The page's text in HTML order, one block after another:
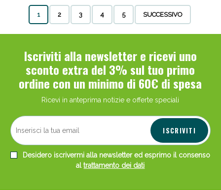
1 2 3 4 5 SUCCESSIVO
Iscriviti alla newsletter e ricevi uno
sconto extra del 3% sul tuo primo
ordine con un minimo di 60€ di spesa
Ricevi in anteprima notizie e offerte speciali
ISCRIVITI
Desidero iscrivermi alla newsletter ed esprimo il consenso
altrattamento dei dati